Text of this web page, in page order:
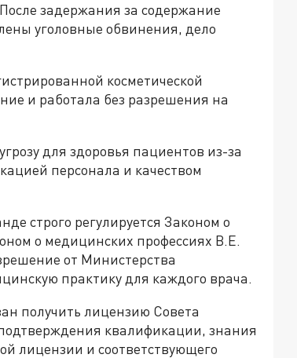
задержания за содержание
уголовные обвинения, дело
косметической
и работала без разрешения на
для здоровья пациентов из-за
персонала и качеством
строго регулируется Законом о
о медицинских профессиях B.E.
от Министерства
практику для каждого врача.
получить лицензию Совета
квалификации, знания
лицензии и соответствующего